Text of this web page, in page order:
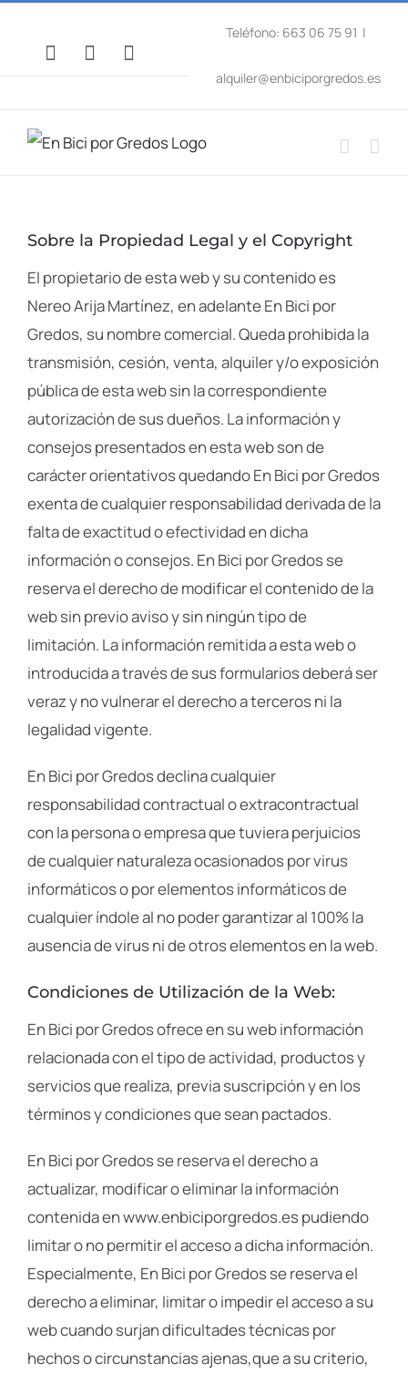
FacebookWhatsApp
Teléfono: 663 06 75 91 |
alquiler@enbiciporgredos.es
Sobre la Propiedad Legal y el Copyright
El propietario de esta web y su contenido es
Nereo Arija Martínez, en adelante En Bici por
Gredos, su nombre comercial. Queda prohibida la
transmisión, cesión, venta, alquiler y/o exposición
pública de esta web sin la correspondiente
autorización de sus dueños. La información y
consejos presentados en esta web son de
carácter orientativos quedando En Bici por Gredos
exenta de cualquier responsabilidad derivada de la
falta de exactitud o efectividad en dicha
información o consejos. En Bici por Gredos se
reserva el derecho de modificar el contenido de la
web sin previo aviso y sin ningún tipo de
limitación. La información remitida a esta web o
introducida a través de sus formularios deberá ser
veraz y no vulnerar el derecho a terceros ni la
legalidad vigente.
En Bici por Gredos declina cualquier
responsabilidad contractual o extracontractual
con la persona o empresa que tuviera perjuicios
de cualquier naturaleza ocasionados por virus
informáticos o por elementos informáticos de
cualquier índole al no poder garantizar al 100% la
ausencia de virus ni de otros elementos en la web.
Condiciones de Utilización de la Web:
En Bici por Gredos ofrece en su web información
relacionada con el tipo de actividad, productos y
servicios que realiza, previa suscripción y en los
términos y condiciones que sean pactados.
En Bici por Gredos se reserva el derecho a
actualizar, modificar o eliminar la información
contenida en www.enbiciporgredos.es pudiendo
limitar o no permitir el acceso a dicha información.
Especialmente, En Bici por Gredos se reserva el
derecho a eliminar, limitar o impedir el acceso a su
web cuando surjan dificultades técnicas por
hechos o circunstancias ajenas,que a su criterio,